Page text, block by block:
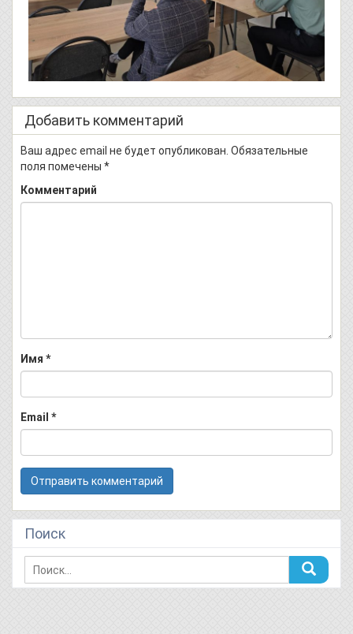
Добавить комментарий
Ваш адрес email не будет опубликован. Обязательные
поля помечены *
Комментарий
Имя *
Email *
Поиск